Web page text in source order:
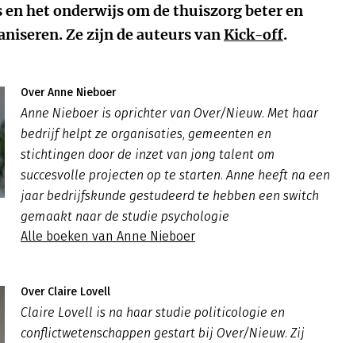
en het onderwijs om de thuiszorg beter en
Ze zijn de auteurs vanKick-off.
Over Anne Nieboer
Anne Nieboer is oprichter van Over/Nieuw. Met haar
bedrijf helpt ze organisaties, gemeenten en
stichtingen door de inzet van jong talent om
succesvolle projecten op te starten. Anne heeft na een
jaar bedrijfskunde gestudeerd te hebben een switch
gemaakt naar de studie psychologie
Alle boeken van Anne Nieboer
Over Claire Lovell
Claire Lovell is na haar studie politicologie en
conflictwetenschappen gestart bij Over/Nieuw. Zij